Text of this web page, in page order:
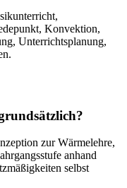
Konvektion,
Unterrichtsplanung,
zur Wärmelehre,
anhand
selbst